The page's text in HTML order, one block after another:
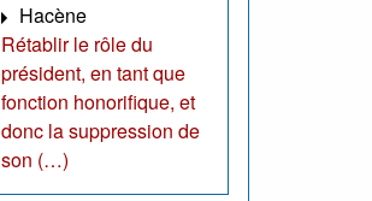
Hacène
Rétablir le rôle du
président, en tant que
fonction honorifique, et
donc la suppression de
son (…)